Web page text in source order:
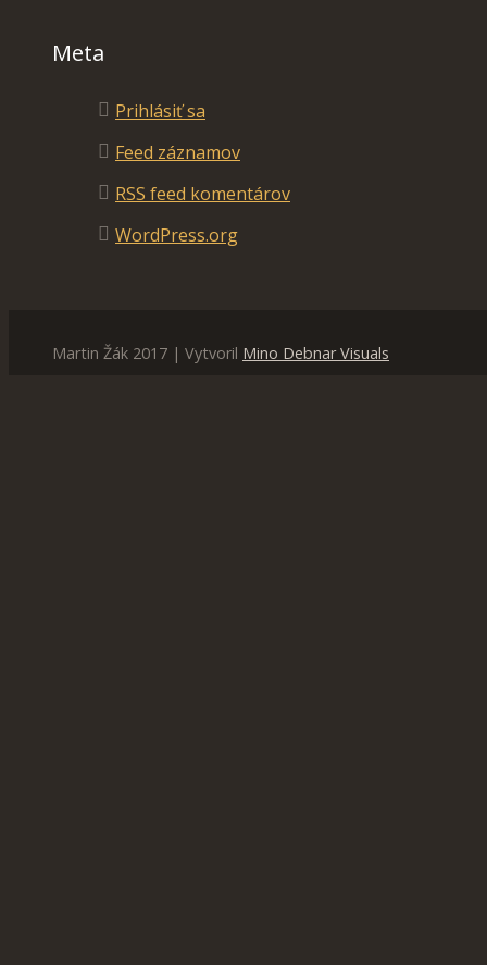
Meta
Prihlásiť sa
Feed záznamov
RSS feed komentárov
WordPress.org
Martin Žák 2017 | Vytvoril Mino Debnar Visuals